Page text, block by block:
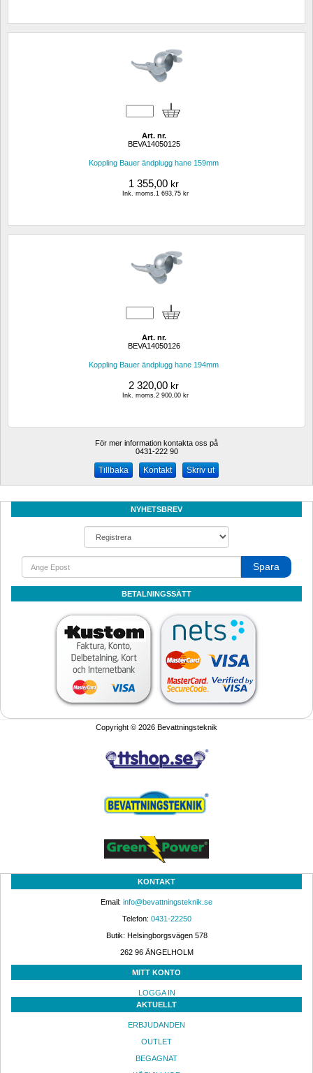
Art. nr.
BEVA14050125
Koppling Bauer ändplugg hane 159mm
1 355,00 kr
Ink. moms.1 693,75 kr
Art. nr.
BEVA14050126
Koppling Bauer ändplugg hane 194mm
2 320,00 kr
Ink. moms.2 900,00 kr
För mer information kontakta oss på
0431-222 90
Kontakt Skriv ut
NYHETSBREV
Spara
BETALNINGSSÄTT
Copyright © 2026 Bevattningsteknik
KONTAKT
Email: info@bevattningsteknik.se
Telefon: 0431-22250
Butik: Helsingborgsvägen 578
262 96 ÄNGELHOLM
MITT KONTO
LOGGA IN
AKTUELLT
ERBJUDANDEN
OUTLET
BEGAGNAT